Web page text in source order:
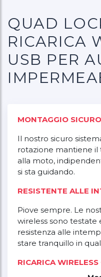
QUAD
RICARICA
USB PER
MONTAGGIO SICURO
Il nostro sicuro
rotazione mantiene
alla moto,
si sta guidando.
RESISTENTE ALLE
Piove sempre. Le
wireless sono
resistenza alle
stare tranquillo in
RICARICA